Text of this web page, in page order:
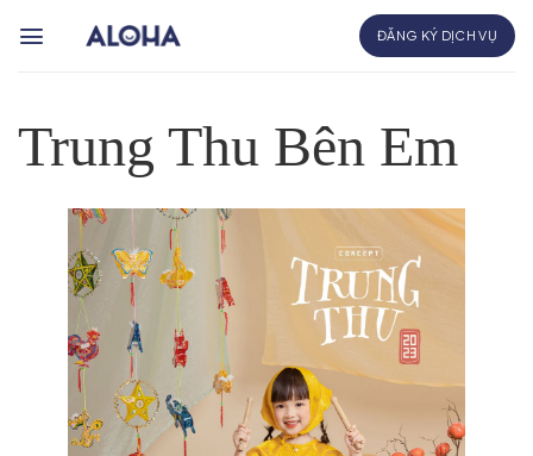
qua
dung
ĐĂNG KÝ DỊCH VỤ
Trung Thu Bên Em